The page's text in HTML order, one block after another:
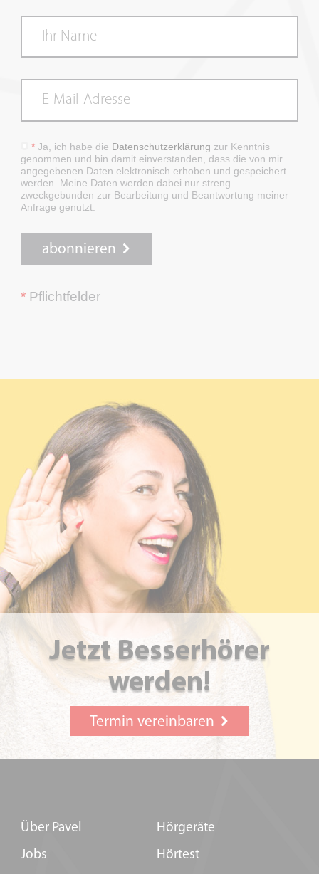
* Ja, ich habe die Datenschutzerklärung zur Kenntnis
genommen und bin damit einverstanden, dass die von mir
angegebenen Daten elektronisch erhoben und gespeichert
werden. Meine Daten werden dabei nur streng
zweckgebunden zur Bearbeitung und Beantwortung meiner
Anfrage genutzt.
abonnieren
* Pflichtfelder
Jetzt Besserhörer
werden!
Termin vereinbaren
Über Pavel
Jobs
Hörgeräte
Hörtest